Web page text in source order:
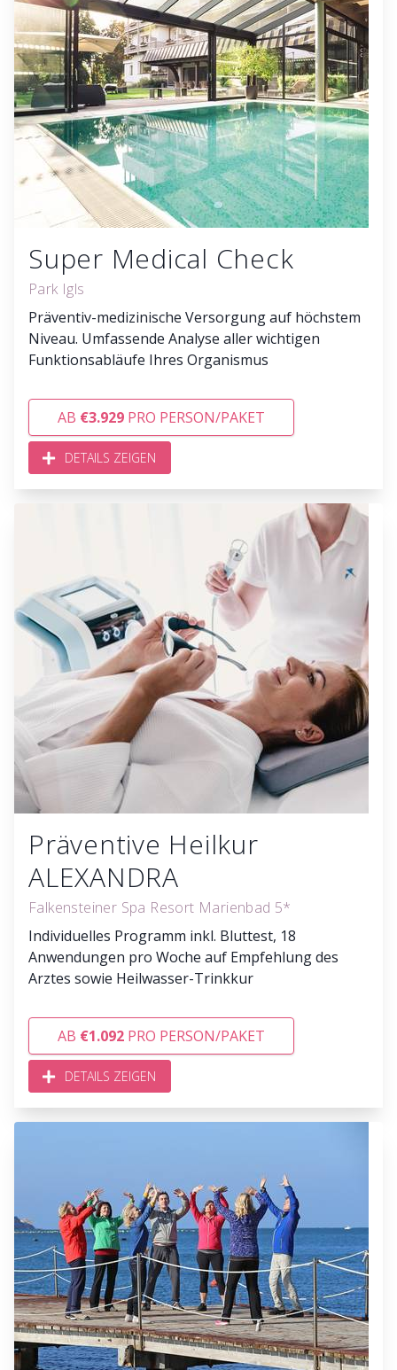
Super Medical Check
Park Igls
Präventiv-medizinische Versorgung auf höchstem
Niveau. Umfassende Analyse aller wichtigen
Funktionsabläufe Ihres Organismus
AB €3.929 PRO PERSON/PAKET
DETAILS ZEIGEN
Präventive Heilkur
ALEXANDRA
Falkensteiner Spa Resort Marienbad 5*
Individuelles Programm inkl. Bluttest, 18
Anwendungen pro Woche auf Empfehlung des
Arztes sowie Heilwasser-Trinkkur
AB €1.092 PRO PERSON/PAKET
DETAILS ZEIGEN